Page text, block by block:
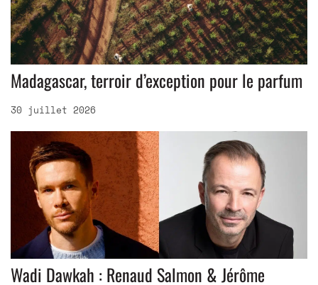
Madagascar, terroir d’exception pour le parfum
30 juillet 2026
Wadi Dawkah : Renaud Salmon & Jérôme